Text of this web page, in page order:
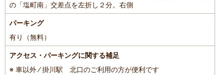
の「塩町南」交差点を左折し２分。右側
パーキング
有り（無料）
アクセス・パーキングに関する補足
※ 車以外 ⁄ 掛川駅 北口のご利用の方が便利です